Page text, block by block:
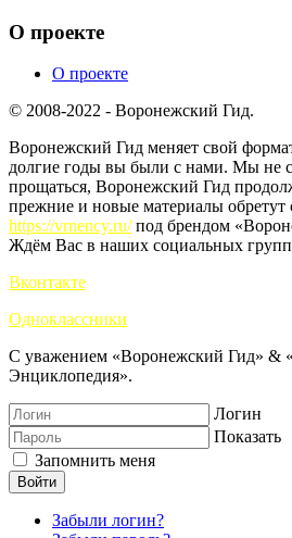
О проекте
О проекте
© 2008-2022 - Воронежский Гид.
Воронежский Гид меняет свой
долгие годы вы были с нами. Мы не
прощаться, Воронежский Гид
прежние и новые материалы обретут
https://vrnency.ru/под брендом
Ждём Вас в наших социальных
Вконтакте
Одноклассники
С уважением «Воронежский Гид» &
Энциклопедия».
Логин
Показать
Запомнить меня
Войти
Забыли логин?